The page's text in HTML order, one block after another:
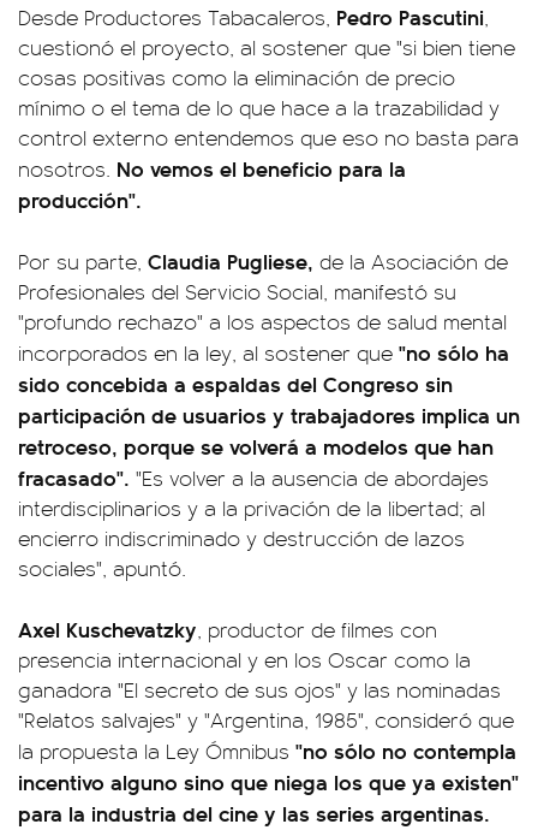
Desde Productores Tabacaleros, Pedro Pascutini,
cuestionó el proyecto, al sostener que "si bien tiene
cosas positivas como la eliminación de precio
mínimo o el tema de lo que hace a la trazabilidad y
control externo entendemos que eso no basta para
nosotros. No vemos el beneficio para la
producción".
Por su parte, Claudia Pugliese, de la Asociación de
Profesionales del Servicio Social, manifestó su
"profundo rechazo" a los aspectos de salud mental
incorporados en la ley, al sostener que "no sólo ha
sido concebida a espaldas del Congreso sin
participación de usuarios y trabajadores implica un
retroceso, porque se volverá a modelos que han
fracasado". "Es volver a la ausencia de abordajes
interdisciplinarios y a la privación de la libertad; al
encierro indiscriminado y destrucción de lazos
sociales", apuntó.
Axel Kuschevatzky, productor de filmes con
presencia internacional y en los Oscar como la
ganadora "El secreto de sus ojos" y las nominadas
"Relatos salvajes" y "Argentina, 1985", consideró que
la propuesta la Ley Ómnibus "no sólo no contempla
incentivo alguno sino que niega los que ya existen"
para la industria del cine y las series argentinas.